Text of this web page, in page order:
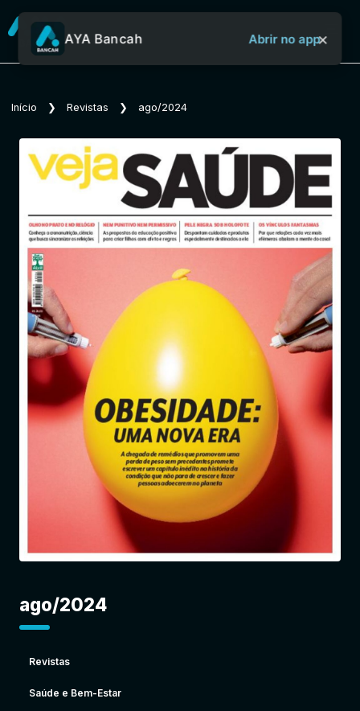
Sobre o Aya Bancah
Revistas
Jornais
Entrar
AYA Bancah Abrir no app×
Início ❯ Revistas ❯ ago/2024
ago/2024
Revistas
Saúde e Bem-Estar